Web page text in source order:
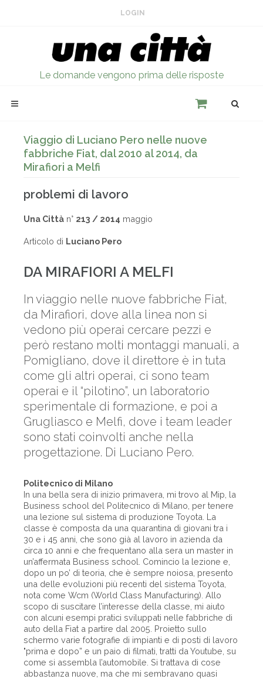
LOGIN
Le domande vengono prima delle risposte
Viaggio di Luciano Pero nelle nuove
fabbriche Fiat, dal 2010 al 2014, da
Mirafiori a Melfi
problemi di lavoro
Una Città n° 213 / 2014 maggio
Articolo di Luciano Pero
DA MIRAFIORI A MELFI
In viaggio nelle nuove fabbriche Fiat,
da Mirafiori, dove alla linea non si
vedono più operai cercare pezzi e
però restano molti montaggi manuali, a
Pomigliano, dove il direttore è in tuta
come gli altri operai, ci sono team
operai e il “pilotino”, un laboratorio
sperimentale di formazione, e poi a
Grugliasco e Melfi, dove i team leader
sono stati coinvolti anche nella
progettazione. Di Luciano Pero.
Politecnico di Milano
In una bella sera di inizio primavera, mi trovo al Mip, la
Business school del Politecnico di Milano, per tenere
una lezione sul sistema di produzione Toyota. La
classe è composta da una quarantina di giovani tra i
30 e i 45 anni, che sono già al lavoro in azienda da
circa 10 anni e che frequentano alla sera un master in
un’affermata Business school. Comincio la lezione e,
dopo un po’ di teoria, che è sempre noiosa, presento
una delle evoluzioni più recenti del sistema Toyota,
nota come Wcm (World Class Manufacturing). Allo
scopo di suscitare l’interesse della classe, mi aiuto
con alcuni esempi pratici sviluppati nelle fabbriche di
auto della Fiat a partire dal 2005. Proietto sullo
schermo varie fotografie di impianti e di posti di lavoro
"prima e dopo” e un paio di filmati, tratti da Youtube, su
come si assembla l’automobile. Si trattava di cose
abbastanza nuove, ma che mi sembravano quasi